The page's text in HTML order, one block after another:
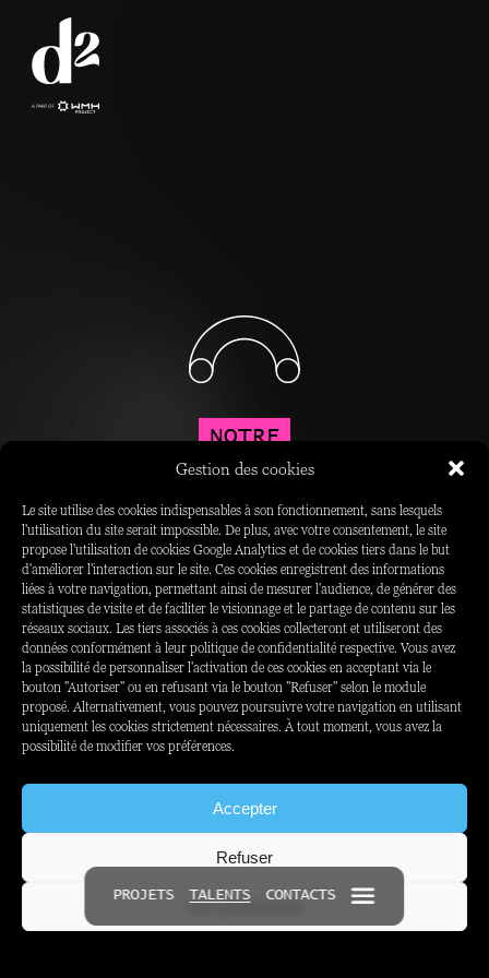
Gestion des cookies
Le site utilise des cookies indispensables à son fonctionnement, sans lesquels
l'utilisation du site serait impossible. De plus, avec votre consentement, le site
propose l'utilisation de cookies Google Analytics et de cookies tiers dans le but
d'améliorer l'interaction sur le site. Ces cookies enregistrent des informations
liées à votre navigation, permettant ainsi de mesurer l'audience, de générer des
statistiques de visite et de faciliter le visionnage et le partage de contenu sur les
réseaux sociaux. Les tiers associés à ces cookies collecteront et utiliseront des
données conformément à leur politique de confidentialité respective. Vous avez
la possibilité de personnaliser l'activation de ces cookies en acceptant via le
bouton "Autoriser" ou en refusant via le bouton "Refuser" selon le module
proposé. Alternativement, vous pouvez poursuivre votre navigation en utilisant
uniquement les cookies strictement nécessaires. À tout moment, vous avez la
possibilité de modifier vos préférences.
Accepter
Refuser
Voir préférences
PROJETS TALENTS CONTACTS
NOTRE
"SECRET SAUCE"
Nous ne rentrons dans aucune
case et nos talents non plus